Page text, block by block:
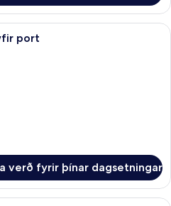
Míníbar, öryggishólf í herbergi,
port
verð fyrir þínar dagsetningar
Míníbar, öryggishólf í herbergi,